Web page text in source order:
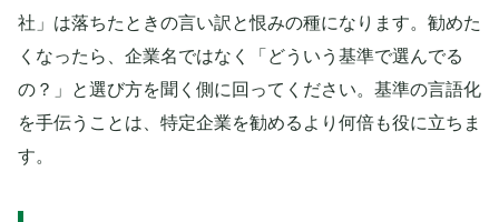
社」は落ちたときの言い訳と恨みの種になります。勧めた
くなったら、企業名ではなく「どういう基準で選んでる
の？」と選び方を聞く側に回ってください。基準の言語化
を手伝うことは、特定企業を勧めるより何倍も役に立ちま
す。